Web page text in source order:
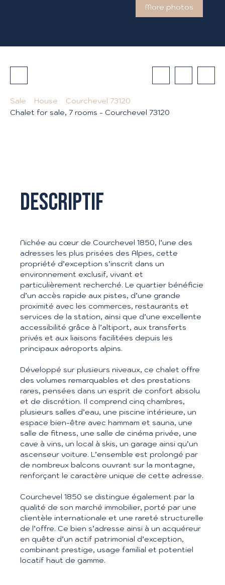
More photos
Sale House
Courchevel 73120
Chalet for sale, 7 rooms - Courchevel 73120
Descriptif
Nichée au cœur de Courchevel 1850, l’une des
adresses les plus prisées des Alpes, cette
propriété d’exception s’inscrit dans un
environnement exclusif, vivant et
particulièrement recherché. Le quartier bénéficie
d’un accès rapide aux pistes, d’une grande
proximité avec les commerces, restaurants et
services de la station, ainsi que d’une excellente
accessibilité grâce à l’altiport, aux transferts
privés et aux liaisons facilitées depuis les
principaux aéroports alpins.
Développé sur plusieurs niveaux, ce chalet offre
des volumes remarquables et des prestations
rares, pensées dans un esprit de confort absolu
et de discrétion. Il comprend cinq chambres,
plusieurs salles d’eau, une piscine intérieure, un
espace bien-être avec hammam et sauna, une
salle de fitness, une salle de cinéma privée, une
cave à vins, un local à skis, un garage ainsi qu’un
ascenseur voiture. L’ensemble est prolongé par
de nombreux balcons ouvrant sur la montagne,
renforçant le caractère unique de cette adresse.
Courchevel 1850 se distingue également par la
qualité de son marché immobilier, porté par une
clientèle internationale et une rareté structurelle
de l’offre. Ce bien s’adresse ainsi à un acquéreur
en quête d’un actif patrimonial d’exception,
combinant prestige, usage familial et potentiel
locatif haut de gamme.